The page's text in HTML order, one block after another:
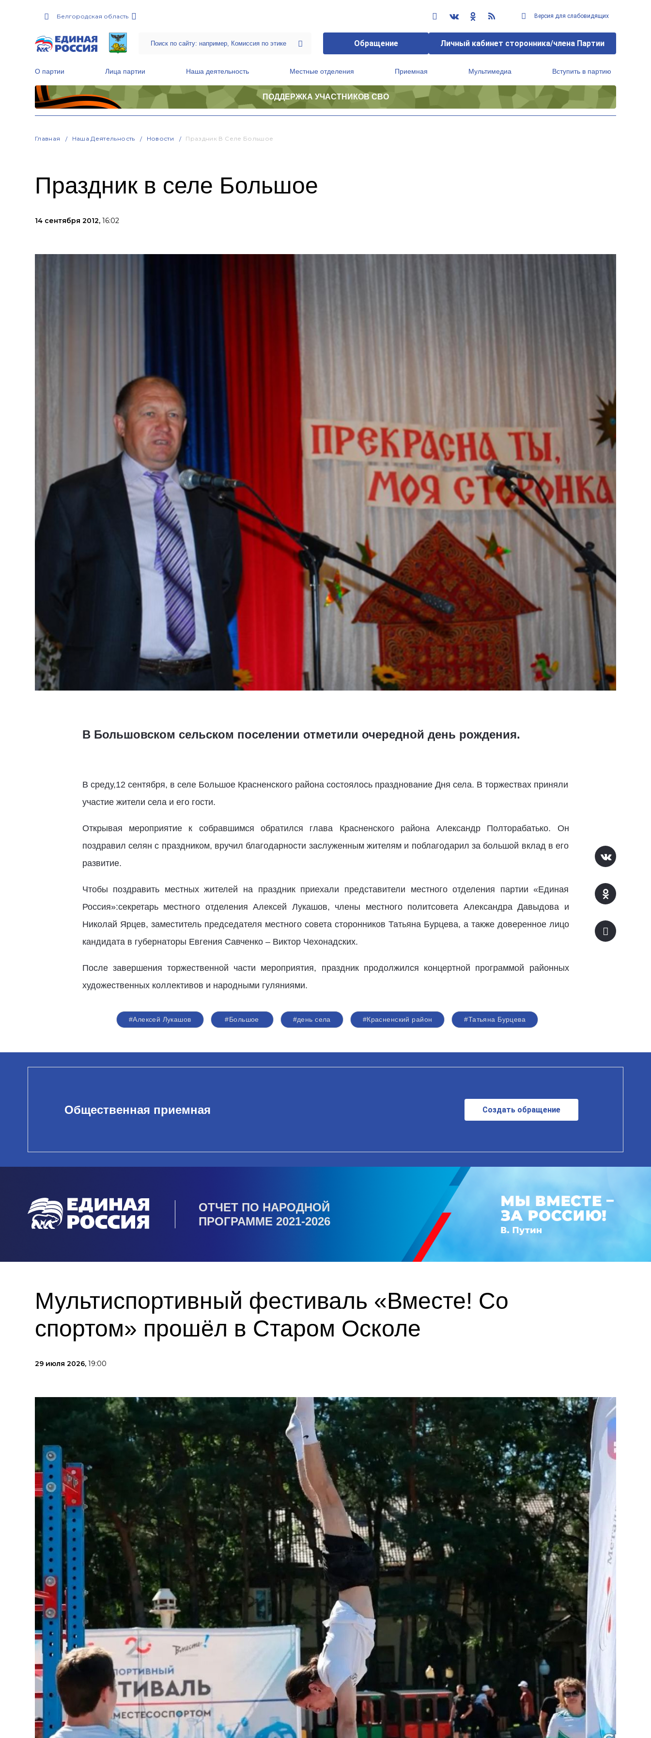
Белгородская область Версия для слабовидящих
Обращение Личный кабинет сторонника/члена Партии
О партии Лица партии Наша деятельность Местные отделения Приемная Мультимедиа Вступить в партию
ПОДДЕРЖКА УЧАСТНИКОВ СВО
Главная Наша Деятельность Новости Праздник В Селе Большое
Праздник в селе Большое
14 сентября 2012, 16:02
В Большовском сельском поселении отметили очередной день рождения.
В среду,12 сентября, в селе Большое Красненского района состоялось празднование Дня села. В торжествах приняли
участие жители села и его гости.
Открывая мероприятие к собравшимся обратился глава Красненского района Александр Полторабатько. Он
поздравил селян с праздником, вручил благодарности заслуженным жителям и поблагодарил за большой вклад в его
развитие.
Чтобы поздравить местных жителей на праздник приехали представители местного отделения партии «Единая
Россия»:секретарь местного отделения Алексей Лукашов, члены местного политсовета Александра Давыдова и
Николай Ярцев, заместитель председателя местного совета сторонников Татьяна Бурцева, а также доверенное лицо
кандидата в губернаторы Евгения Савченко – Виктор Чехонадских.
После завершения торжественной части мероприятия, праздник продолжился концертной программой районных
художественных коллективов и народными гуляниями.
#Алексей Лукашов #Большое #день села #Красненский район #Татьяна Бурцева
Общественная приемная Создать обращение
ОТЧЕТ ПО НАРОДНОЙ
ПРОГРАММЕ 2021-2026
Мультиспортивный фестиваль «Вместе! Со
спортом» прошёл в Старом Осколе
29 июля 2026, 19:00